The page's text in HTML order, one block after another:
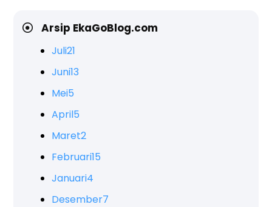
Arsip EkaGoBlog.com
Juli21
Juni13
Mei5
April5
Maret2
Februari15
Januari4
Desember7